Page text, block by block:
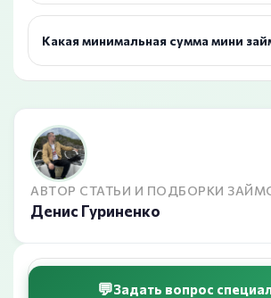
Какая минимальная сумма мини
АВТОР СТАТЬИ И ПОДБОРКИ
Денис Гуриненко
Задать вопрос